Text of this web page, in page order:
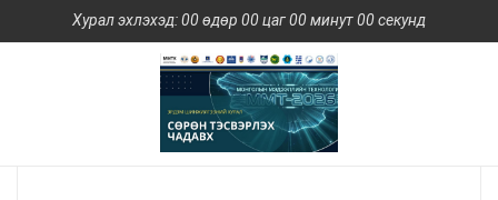
Хурал эхлэхэд: 00 өдөр 00 цаг 00 минут 00 секунд